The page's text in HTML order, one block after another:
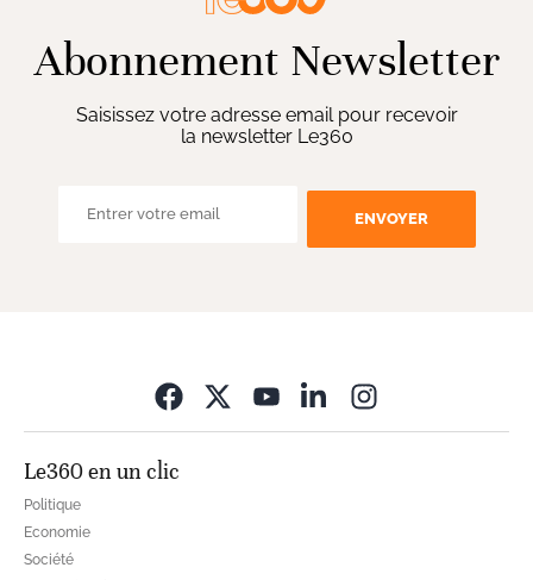
Abonnement Newsletter
Saisissez votre adresse email pour recevoir
la newsletter Le360
ENVOYER
Le360 en un clic
Politique
Economie
Société